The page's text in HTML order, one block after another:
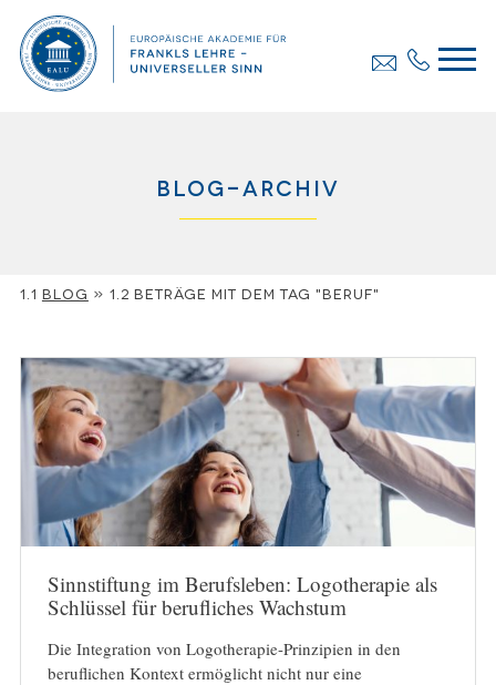
Blog-Archiv
Blog » Beträge mit dem Tag "Beruf"
Sinnstiftung im Berufsleben: Logotherapie als
Schlüssel für berufliches Wachstum
Die Integration von Logotherapie-Prinzipien in den
beruflichen Kontext ermöglicht nicht nur eine